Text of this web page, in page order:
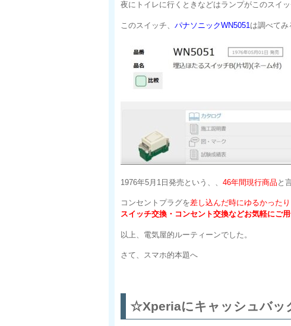
夜にトイレに行くときなどはランプがこのスイッ
このスイッチ、 パナソニックWN5051 は調べてみ
1976年5月1日発売という、、 46年間現行商品 と
コンセントプラグを差し込んだ時にゆるかった
スイッチ交換・コンセント交換などお気軽にご用
以上、電気屋的ルーティーンでした。
さて、スマホ的本題へ
☆Xperiaにキャッシュバッ